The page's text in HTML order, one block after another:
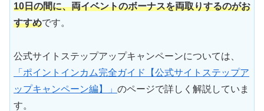
10日の間に、両イベントのボーナスを両取りするのがお
すすめです。
公式サイトステップアップキャンペーンについては、
「ポイントインカム完全ガイド【公式サイトステップア
ップキャンペーン編】」 のページで詳しく解説していま
す。